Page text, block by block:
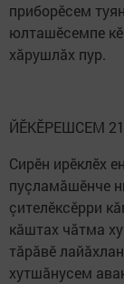
приборӗсем
юлташӗсемпе
хăрушлăх пур.
ЙӖКӖРЕШСЕМ
Сирӗн ирӗклӗх
пуçламăшӗнче
çителӗксӗрри
кăштах чăтма
тăрăвӗ
хутшăнусем